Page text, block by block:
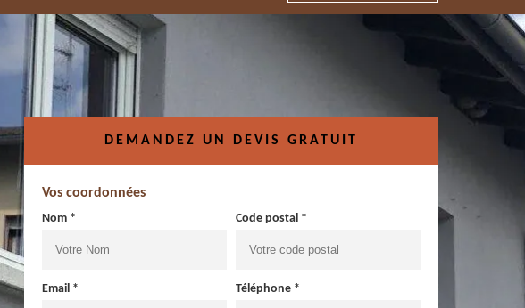
DEMANDEZ UN DEVIS GRATUIT
Vos coordonnées
Nom * Code postal *
Email * Téléphone *